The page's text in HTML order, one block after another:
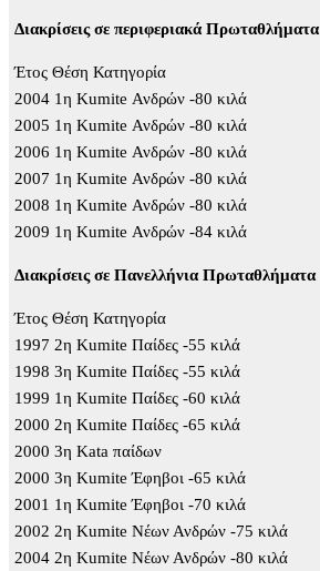
Διακρίσεις σε περιφεριακά Πρωταθλήματα
Έτος Θέση Κατηγορία
2004 1η Kumite Ανδρών -80 κιλά
2005 1η Kumite Ανδρών -80 κιλά
2006 1η Kumite Ανδρών -80 κιλά
2007 1η Kumite Ανδρών -80 κιλά
2008 1η Kumite Ανδρών -80 κιλά
2009 1η Kumite Ανδρών -84 κιλά
Διακρίσεις σε Πανελλήνια Πρωταθλήματα
Έτος Θέση Κατηγορία
1997 2η Kumite Παίδες -55 κιλά
1998 3η Kumite Παίδες -55 κιλά
1999 1η Kumite Παίδες -60 κιλά
2000 2η Kumite Παίδες -65 κιλά
2000 3η Kata παίδων
2000 3η Kumite Έφηβοι -65 κιλά
2001 1η Kumite Έφηβοι -70 κιλά
2002 2η Kumite Νέων Ανδρών -75 κιλά
2004 2η Kumite Νέων Ανδρών -80 κιλά